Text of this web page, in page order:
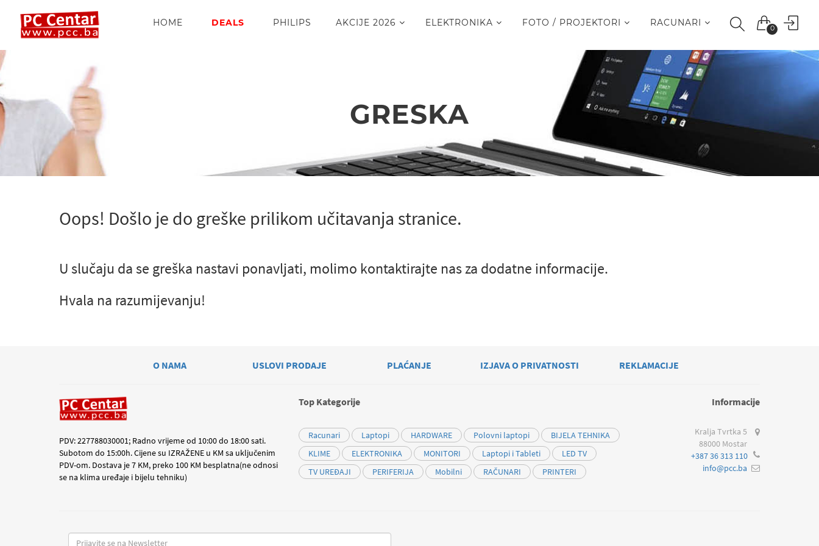
0
HOME DEALS PHILIPS AKCIJE 2026 ELEKTRONIKA FOTO / PROJEKTORI RACUNARI
GRESKA
Oops! Došlo je do greške prilikom učitavanja stranice.
U slučaju da se greška nastavi ponavljati, molimo kontaktirajte nas za dodatne informacije.
Hvala na razumijevanju!
O NAMA USLOVI PRODAJE PLAĆANJE IZJAVA O PRIVATNOSTI REKLAMACIJE
PDV: 227788030001; Radno vrijeme od 10:00 do 18:00 sati.
Subotom do 15:00h. Cijene su IZRAŽENE u KM sa uključenim
PDV-om. Dostava je 7 KM, preko 100 KM besplatna(ne odnosi
se na klima uređaje i bijelu tehniku)
Top Kategorije
Racunari Laptopi HARDWARE Polovni laptopi
BIJELA TEHNIKA
KLIME
ELEKTRONIKA MONITORI Laptopi i Tableti
LED TV
TV UREĐAJI
PERIFERIJA Mobilni RAČUNARI PRINTERI
Informacije
Kralja Tvrtka 5
88000 Mostar
+387 36 313 110
info@pcc.ba